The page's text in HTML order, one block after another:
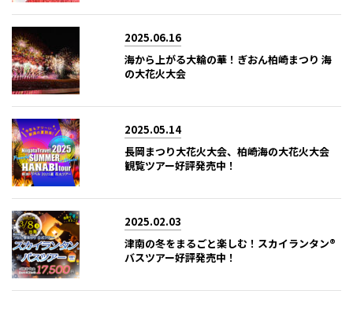
2025.06.16
海から上がる大輪の華！ぎおん柏崎まつり 海
の大花火大会
2025.05.14
長岡まつり大花火大会、柏崎海の大花火大会
観覧ツアー好評発売中！
2025.02.03
津南の冬をまるごと楽しむ！スカイランタン®
バスツアー好評発売中！